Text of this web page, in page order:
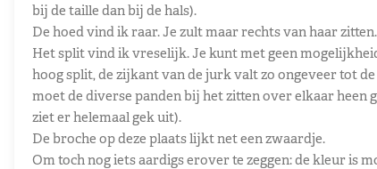
bij de taille dan bij de hals).
De hoed vind ik raar. Je zult maar rechts van haar zitten.
Het split vind ik vreselijk. Je kunt met geen
hoog split, de zijkant van de jurk valt zo ongeveer tot
moet de diverse panden bij het zitten over elkaar heen
ziet er helemaal gek uit).
De broche op deze plaats lijkt net een zwaardje.
Om toch nog iets aardigs erover te zeggen: de kleur is